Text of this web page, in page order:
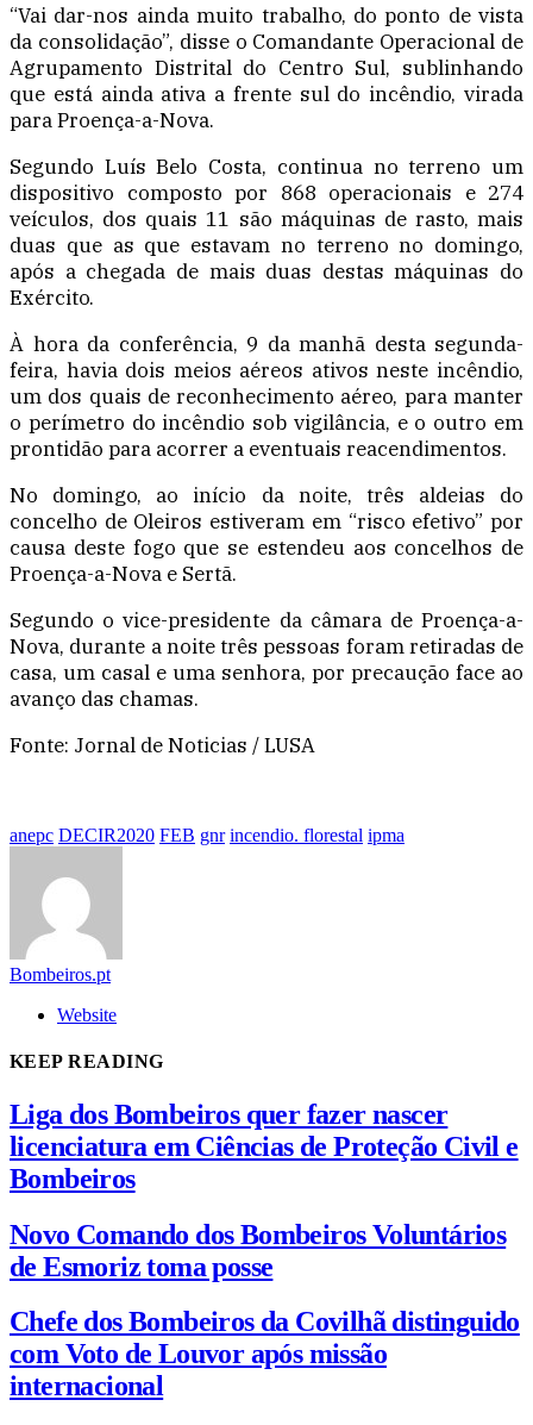
“Vai dar-nos ainda muito trabalho, do ponto de vista
da consolidação”, disse o Comandante Operacional de
Agrupamento Distrital do Centro Sul, sublinhando
que está ainda ativa a frente sul do incêndio, virada
para Proença-a-Nova.
Segundo Luís Belo Costa, continua no terreno um
dispositivo composto por 868 operacionais e 274
veículos, dos quais 11 são máquinas de rasto, mais
duas que as que estavam no terreno no domingo,
após a chegada de mais duas destas máquinas do
Exército.
À hora da conferência, 9 da manhã desta segunda-
feira, havia dois meios aéreos ativos neste incêndio,
um dos quais de reconhecimento aéreo, para manter
o perímetro do incêndio sob vigilância, e o outro em
prontidão para acorrer a eventuais reacendimentos.
No domingo, ao início da noite, três aldeias do
concelho de Oleiros estiveram em “risco efetivo” por
causa deste fogo que se estendeu aos concelhos de
Proença-a-Nova e Sertã.
Segundo o vice-presidente da câmara de Proença-a-
Nova, durante a noite três pessoas foram retiradas de
casa, um casal e uma senhora, por precaução face ao
avanço das chamas.
Fonte: Jornal de Noticias / LUSA
anepc DECIR2020 FEB gnr incendio. florestal ipma
Bombeiros.pt
Website
KEEP READING
Liga dos Bombeiros quer fazer nascer
licenciatura em Ciências de Proteção Civil e
Bombeiros
Novo Comando dos Bombeiros Voluntários
de Esmoriz toma posse
Chefe dos Bombeiros da Covilhã distinguido
com Voto de Louvor após missão
internacional